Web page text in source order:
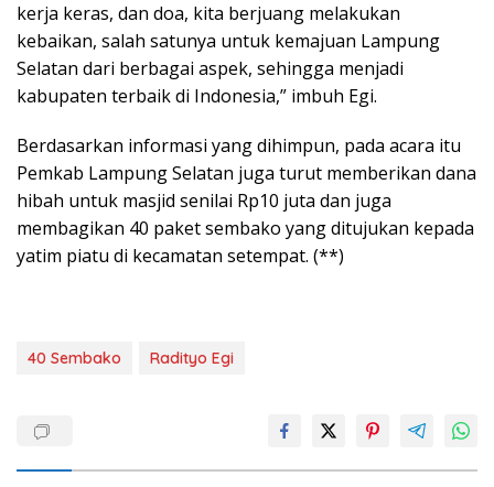
kerja keras, dan doa, kita berjuang melakukan
kebaikan, salah satunya untuk kemajuan Lampung
Selatan dari berbagai aspek, sehingga menjadi
kabupaten terbaik di Indonesia,” imbuh Egi.
Berdasarkan informasi yang dihimpun, pada acara itu
Pemkab Lampung Selatan juga turut memberikan dana
hibah untuk masjid senilai Rp10 juta dan juga
membagikan 40 paket sembako yang ditujukan kepada
yatim piatu di kecamatan setempat. (**)
40 Sembako Radityo Egi